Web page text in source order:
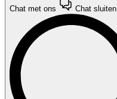
Chat met ons Chat sluiten